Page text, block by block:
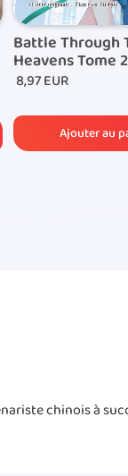
Battle Through
Heavens Tome 2
8,97 EUR
chinois à